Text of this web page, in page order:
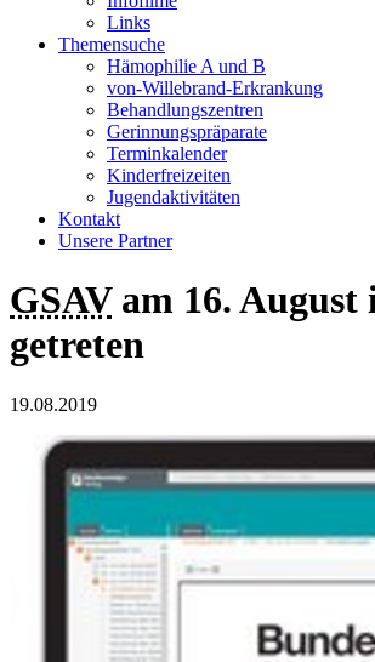
Links
Themensuche
Hämophilie A und B
von-Willebrand-Erkrankung
Behandlungszentren
Gerinnungspräparate
Terminkalender
Kinderfreizeiten
Jugendaktivitäten
Kontakt
Unsere Partner
GSAVam 16.
getreten
19.08.2019